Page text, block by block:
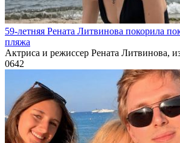
59-летняя Рената Литвинова покорила
пляжа
Актриса и режиссер Рената Литвинова,
0642